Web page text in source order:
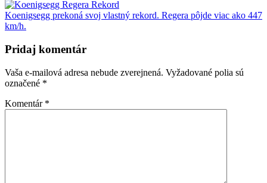
Koenigsegg prekoná svoj vlastný rekord. Regera pôjde viac ako 447
km/h.
Pridaj komentár
Vaša e-mailová adresa nebude zverejnená. Vyžadované polia sú
označené *
Komentár *